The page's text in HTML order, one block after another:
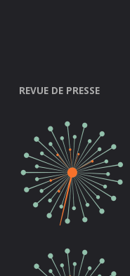
REVUE DE PRESSE